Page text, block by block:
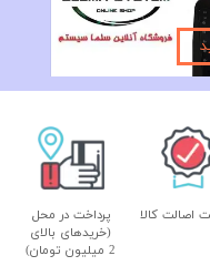
پرداخت در محل
(خریدهای بالای
2 میلیون تومان)
اصالت کالا